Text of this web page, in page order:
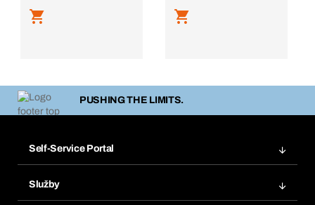
PUSHING THE LIMITS.
Self-Service Portal
Služby